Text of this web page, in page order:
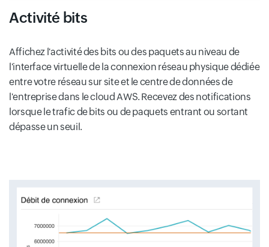
Activité bits
Affichez l'activité des bits ou des paquets au niveau de
l'interface virtuelle de la connexion réseau physique dédiée
entre votre réseau sur site et le centre de données de
l'entreprise dans le cloud AWS. Recevez des notifications
lorsque le trafic de bits ou de paquets entrant ou sortant
dépasse un seuil.